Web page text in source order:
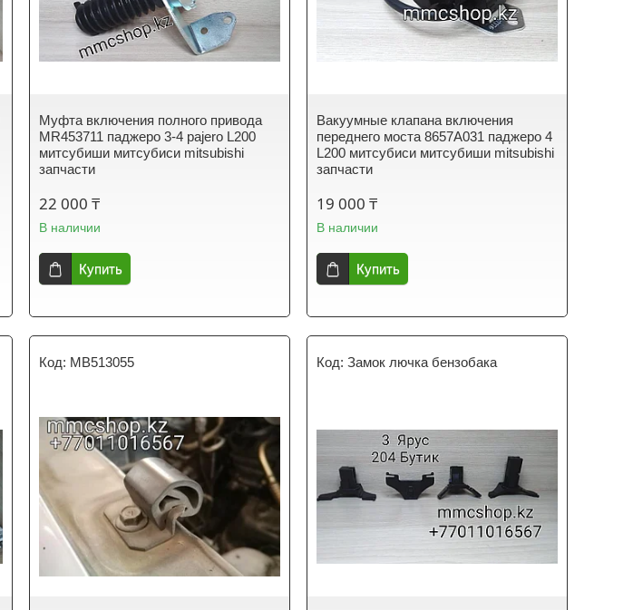
Муфта включения полного привода
MR453711 паджеро 3-4 pajero L200
митсубиши митсубиси mitsubishi
запчасти
22 000 ₸
В наличии
Купить
Вакуумные клапана включения
переднего моста 8657A031 паджеро 4
L200 митсубиси митсубиши mitsubishi
запчасти
19 000 ₸
В наличии
Купить
MB513055 Замок лючка бензобака